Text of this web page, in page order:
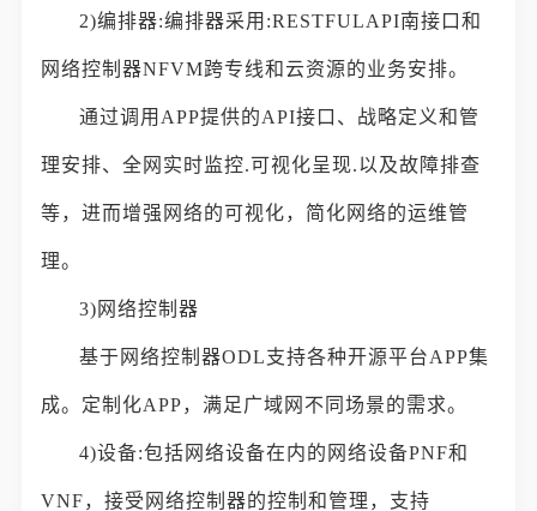
2)编排器:编排器采用:RESTFULAPI南接口和
网络控制器NFVM跨专线和云资源的业务安排。
通过调用APP提供的API接口、战略定义和管
理安排、全网实时监控.可视化呈现.以及故障排查
等，进而增强网络的可视化，简化网络的运维管
理。
3)网络控制器
基于网络控制器ODL支持各种开源平台APP集
成。定制化APP，满足广域网不同场景的需求。
4)设备:包括网络设备在内的网络设备PNF和
VNF，接受网络控制器的控制和管理，支持